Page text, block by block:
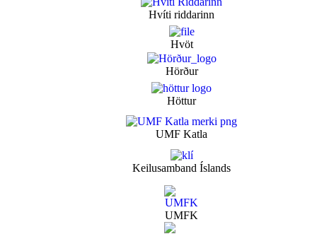
Hvíti riddarinn
Hvöt
Hörður
Höttur
UMF Katla
Keilusamband Íslands
UMFK